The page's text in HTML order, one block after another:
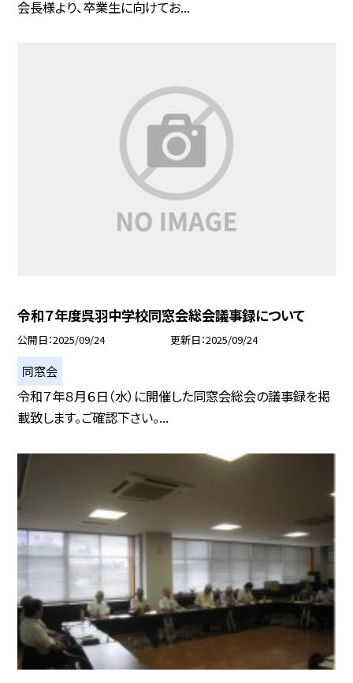
会長様より、卒業生に向けてお...
令和７年度呉羽中学校同窓会総会議事録について
公開日 2025/09/24 更新日 2025/09/24
同窓会
令和７年８月６日（水）に開催した同窓会総会の議事録を掲
載致します。ご確認下さい。...